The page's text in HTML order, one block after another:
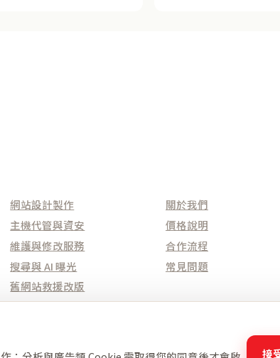
網站設計製作
主機代管與資安
維護與修改服務
搜尋與 AI 曝光
舊網站救援改版
關於我們
價格說明
合作流程
常見問題
接